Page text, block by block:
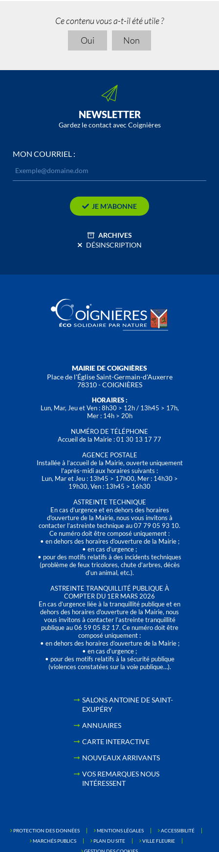
Ce contenu vous a-t-il été utile ?
Oui
Non
NEWSLETTER
Gardez le contact avec Coignières
MON COURRIEL :
JE M’ABONNE
ARCHIVES
DÉSINSCRIPTION
MAIRIE DE COIGNIÈRES
Place de l'Église Saint-Germain-d'Auxerre
78310 - COIGNIÈRES
HORAIRES :
Lun, Mar, Jeu et Ven : 8h30 > 12h / 13h45 > 17h,
Mer : 14h > 20h
NUMÉRO DE TÉLÉPHONE
Accueil de la Mairie : 01 30 13 17 77
AGENCE POSTALE
Installée à l’accueil de la Mairie, ouverte uniquement
l'après-midi aux horaires suivants :
Lun, Mar et Jeu : 13h45 > 17h00, Mer : 14h30 >
19h30, Ven : 13h45 > 16h30
ASTREINTE TECHNIQUE
En cas d’urgence et en dehors des horaires
d'ouverture de la Mairie, nous vous invitons à
contacter l’astreinte technique au 07 79 05 93 10.
Ce numéro doit être composé uniquement :
• en dehors des horaires d’ouverture de la Mairie ;
• en cas d’urgence ;
• pour des motifs relatifs à des incidents techniques
(problème de feux tricolores, chute d’arbres, décès
d’un animal, etc.).
ASTREINTE TRANQUILLITÉ PUBLIQUE À
COMPTER DU 1ER MARS 2026
En cas d’urgence liée à la tranquillité publique et en
dehors des horaires d'ouverture de la Mairie, nous
vous invitons à contacter l’astreinte tranquillité
publique au 06 59 05 82 17. Ce numéro doit être
composé uniquement :
• en dehors des horaires d’ouverture de la Mairie ;
• en cas d’urgence ;
• pour des motifs relatifs à la sécurité publique
(violences constatées sur la voie publique…).
SALONS ANTOINE DE SAINT-
EXUPÉRY
ANNUAIRES
CARTE INTERACTIVE
NOUVEAUX ARRIVANTS
VOS REMARQUES NOUS
INTÉRESSENT
PROTECTION DES DONNÉES MENTIONS LÉGALES
ACCESSIBILITÉ
MARCHÉS PUBLICS
PLAN DU SITE
VILLE FLEURIE